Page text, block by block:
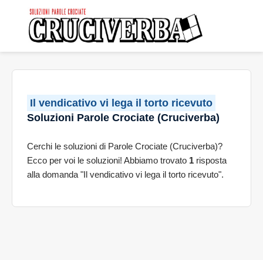
Il vendicativo vi lega il torto ricevuto
Soluzioni Parole Crociate (Cruciverba)
Cerchi le soluzioni di Parole Crociate (Cruciverba)?
Ecco per voi le soluzioni! Abbiamo trovato 1 risposta
alla domanda "Il vendicativo vi lega il torto ricevuto".